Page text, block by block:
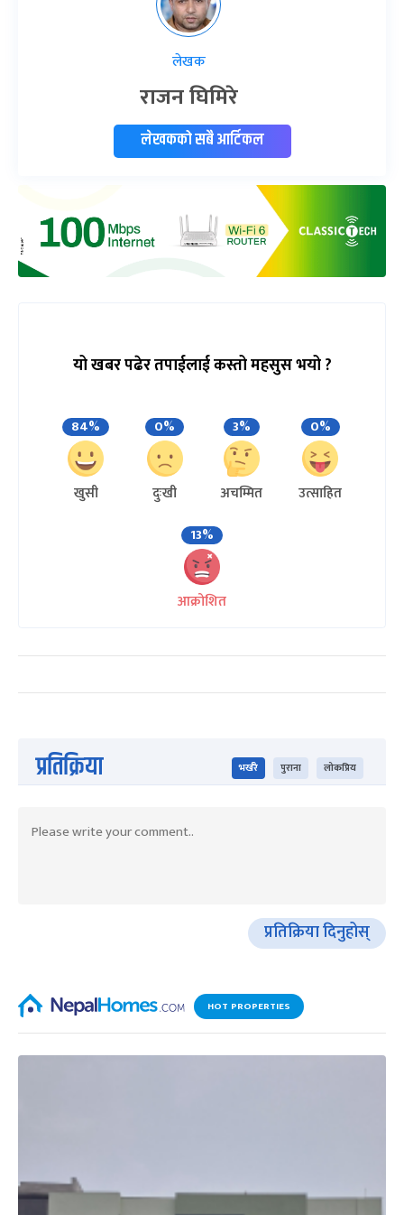
लेखक
राजन घिमिरे
लेखकको सबै आर्टिकल
यो खबर पढेर तपाईलाई कस्तो महसुस भयो ?
84%
खुसी
0%
दुःखी
3%
अचम्मित
0%
उत्साहित
13%
आक्रोशित
प्रतिक्रिया भर्खरै पुराना लोकप्रिय
प्रतिक्रिया दिनुहोस्
HOT PROPERTIES